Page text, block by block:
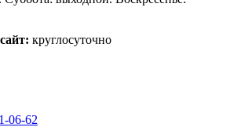
круглосуточно
06-62